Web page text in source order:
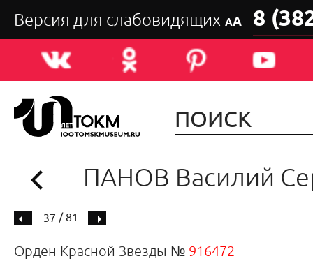
Версия для слабовидящих АА 8
ПАНОВ Василий
37 / 81
Орден Красной Звезды № 916472